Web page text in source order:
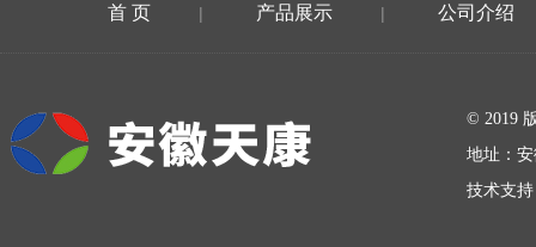
首 页 | 产品展示 | 公司介绍
© 2019
地址：
技术支